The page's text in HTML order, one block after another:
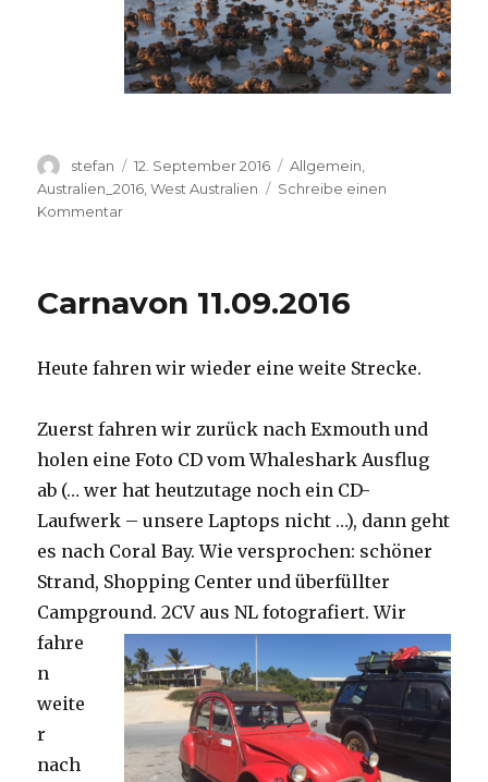
Autor
stefan
Veröffentlicht
am
12. September 2016 Kategorien
Allgemein
Australien_2016 ,West Australien
Schreibe einen
Kommentarzu
Carnavon 11.09.2016
Heute fahren wir wieder eine weite Strecke.
Zuerst fahren wir zurück nach Exmouth und
holen eine Foto CD vom Whaleshark Ausflug
ab (… wer hat heutzutage noch ein CD-
Laufwerk – unsere Laptops nicht …), dann geht
es nach Coral Bay. Wie versprochen: schöner
Strand, Shopping Center und überfüllter
Campground.2CV aus NL fotografiert. Wir
fahre
n
weite
r
nach